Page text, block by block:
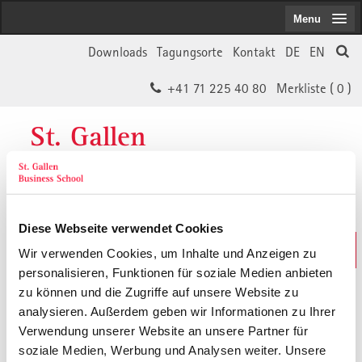
Diese Webseite verwendet Cookies
Wir verwenden Cookies, um Inhalte und Anzeigen zu
personalisieren, Funktionen für soziale Medien anbieten
zu können und die Zugriffe auf unsere Website zu
analysieren. Außerdem geben wir Informationen zu Ihrer
Verwendung unserer Website an unsere Partner für
soziale Medien, Werbung und Analysen weiter. Unsere
EN
DE
Kontakt
Tagungsorte
Downloads
Merkliste ( 0 )
+41 71 225 40 80
St. Gallen
Business School
Weiterbildungs-Suche
In 30 Sekunden das Passende finden
Menu
Der von Ihnen gesuchte Inhalt ist